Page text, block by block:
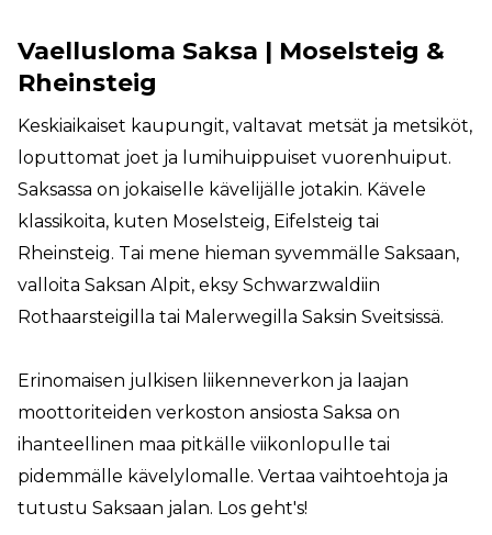
Vaellusloma Saksa | Moselsteig &
Rheinsteig
Keskiaikaiset kaupungit, valtavat metsät ja metsiköt,
loputtomat joet ja lumihuippuiset vuorenhuiput.
Saksassa on jokaiselle kävelijälle jotakin. Kävele
klassikoita, kuten Moselsteig, Eifelsteig tai
Rheinsteig. Tai mene hieman syvemmälle Saksaan,
valloita Saksan Alpit, eksy Schwarzwaldiin
Rothaarsteigilla tai Malerwegilla Saksin Sveitsissä.
Erinomaisen julkisen liikenneverkon ja laajan
moottoriteiden verkoston ansiosta Saksa on
ihanteellinen maa pitkälle viikonlopulle tai
pidemmälle kävelylomalle. Vertaa vaihtoehtoja ja
tutustu Saksaan jalan. Los geht's!